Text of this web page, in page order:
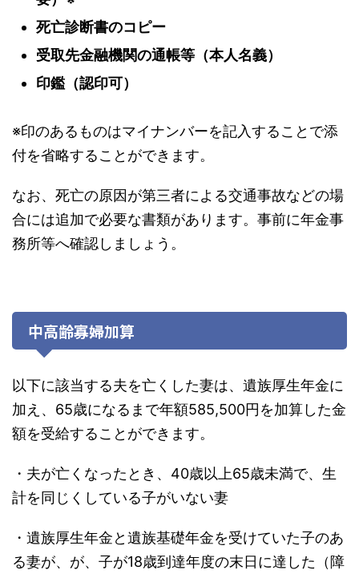
死亡診断書のコピー
受取先金融機関の通帳等（本人名義）
印鑑（認印可）
※印のあるものはマイナンバーを記入することで添
付を省略することができます。
なお、死亡の原因が第三者による交通事故などの場
合には追加で必要な書類があります。事前に年金事
務所等へ確認しましょう。
中高齢寡婦加算
以下に該当する夫を亡くした妻は、遺族厚生年金に
加え、65歳になるまで年額585,500円を加算した金
額を受給することができます。
・夫が亡くなったとき、40歳以上65歳未満で、生
計を同じくしている子がいない妻
・遺族厚生年金と遺族基礎年金を受けていた子のあ
る妻が、が、子が18歳到達年度の末日に達した（障